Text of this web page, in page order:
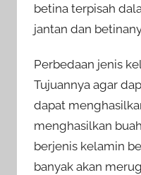
betina terpisah
jantan dan
Perbedaan jenis
Tujuannya agar
dapat
menghasilkan
berjenis kelamin
banyak akan